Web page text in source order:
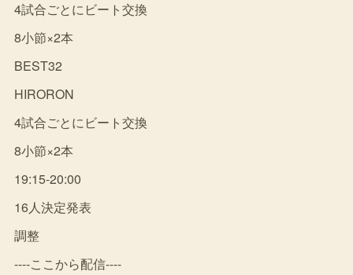
4試合ごとにビート交換
8小節×2本
BEST32
HIRORON
4試合ごとにビート交換
8小節×2本
19:15-20:00
16人決定発表
調整
----ここから配信----